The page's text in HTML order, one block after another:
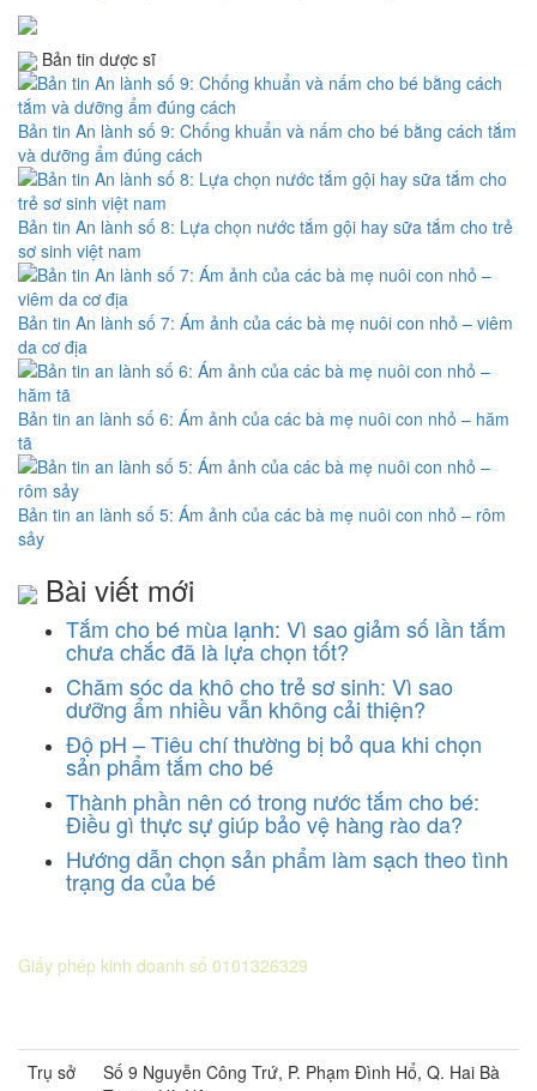
Bản tin dược sĩ
Bản tin An lành số 9: Chống khuẩn và nấm cho bé bằng cách tắm
và dưỡng ẩm đúng cách
Bản tin An lành số 8: Lựa chọn nước tắm gội hay sữa tắm cho trẻ
sơ sinh việt nam
Bản tin An lành số 7: Ám ảnh của các bà mẹ nuôi con nhỏ – viêm
da cơ địa
Bản tin an lành số 6: Ám ảnh của các bà mẹ nuôi con nhỏ – hăm
tã
Bản tin an lành số 5: Ám ảnh của các bà mẹ nuôi con nhỏ – rôm
sảy
Bài viết mới
Tắm cho bé mùa lạnh: Vì sao giảm số lần tắm
chưa chắc đã là lựa chọn tốt?
Chăm sóc da khô cho trẻ sơ sinh: Vì sao
dưỡng ẩm nhiều vẫn không cải thiện?
Độ pH – Tiêu chí thường bị bỏ qua khi chọn
sản phẩm tắm cho bé
Thành phần nên có trong nước tắm cho bé:
Điều gì thực sự giúp bảo vệ hàng rào da?
Hướng dẫn chọn sản phẩm làm sạch theo tình
trạng da của bé
Giấy phép kinh doanh số 0101326329
Trụ sở
Số 9 Nguyễn Công Trứ, P. Phạm Đình Hổ, Q. Hai Bà